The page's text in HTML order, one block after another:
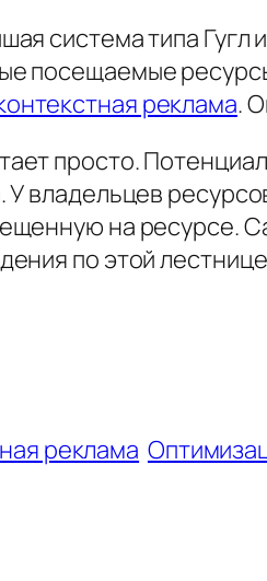
система типа
посещаемые
реклама.
просто.
У владельцев
на ресурсе.
по этой
реклама